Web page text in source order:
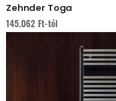
Zehnder Toga
145.062 Ft-tól